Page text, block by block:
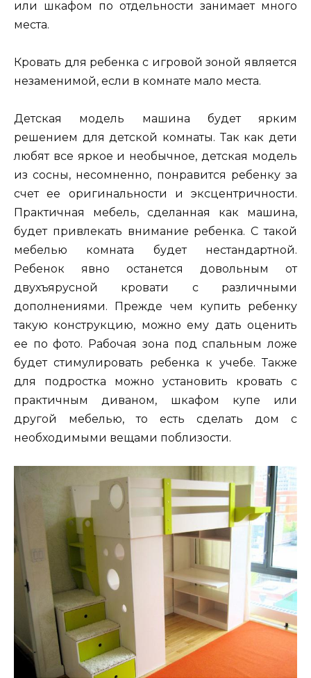
или шкафом по отдельности занимает много
места.
Кровать для ребенка с игровой зоной является
незаменимой, если в комнате мало места.
Детская модель машина будет ярким
решением для детской комнаты. Так как дети
любят все яркое и необычное, детская модель
из сосны, несомненно, понравится ребенку за
счет ее оригинальности и эксцентричности.
Практичная мебель, сделанная как машина,
будет привлекать внимание ребенка. С такой
мебелью комната будет нестандартной.
Ребенок явно останется довольным от
двухъярусной кровати с различными
дополнениями. Прежде чем купить ребенку
такую конструкцию, можно ему дать оценить
ее по фото. Рабочая зона под спальным ложе
будет стимулировать ребенка к учебе. Также
для подростка можно установить кровать с
практичным диваном, шкафом купе или
другой мебелью, то есть сделать дом с
необходимыми вещами поблизости.